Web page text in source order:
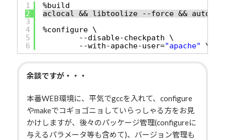
1
2
3
4
5
6
%build
aclocal && libtoolize --force &&
%configure \
--disable-checkpath \
--with-apache-user="apache" \
余談ですが・・・
本番WEB環境に、平気でgccを入れて、configure
やmakeでコギョゴニョしていらっしゃる方をお見
かけしますが、後々のパッケージ管理(configureに
与えるパラメータ等も含めて)、バージョン管理も